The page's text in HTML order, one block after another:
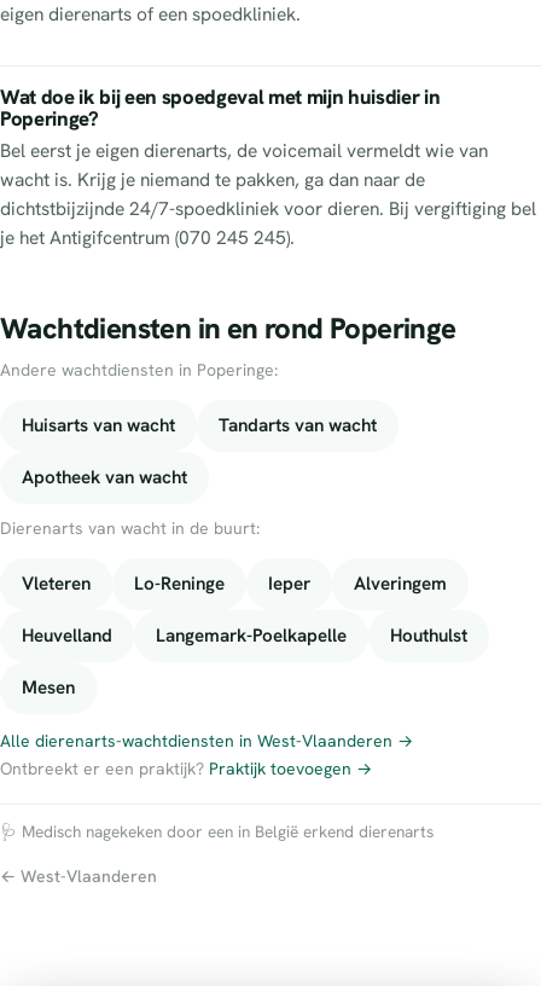
eigen dierenarts of een spoedkliniek.
Wat doe ik bij een spoedgeval met mijn huisdier in
Poperinge?
Bel eerst je eigen dierenarts, de voicemail vermeldt wie van
wacht is. Krijg je niemand te pakken, ga dan naar de
dichtstbijzijnde 24/7-spoedkliniek voor dieren. Bij vergiftiging bel
je het Antigifcentrum (070 245 245).
Wachtdiensten in en rond Poperinge
Andere wachtdiensten in Poperinge:
Huisarts van wacht Tandarts van wacht
Apotheek van wacht
Dierenarts van wacht in de buurt:
Vleteren Lo-Reninge Ieper Alveringem
Heuvelland Langemark-Poelkapelle Houthulst
Mesen
Alle dierenarts-wachtdiensten in West-Vlaanderen →
Ontbreekt er een praktijk? Praktijk toevoegen →
🩺 Medisch nagekeken door een in België erkend dierenarts
← West-Vlaanderen